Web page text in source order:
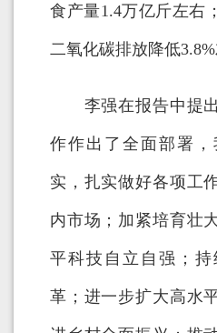
食产量1.4万亿斤左右
二氧化碳排放降低3.8%
李强在报告中提出
作作出了全面部署
实，扎实做好各项工
内市场；加紧培育壮
平科技自立自强；
革；进一步扩大高水